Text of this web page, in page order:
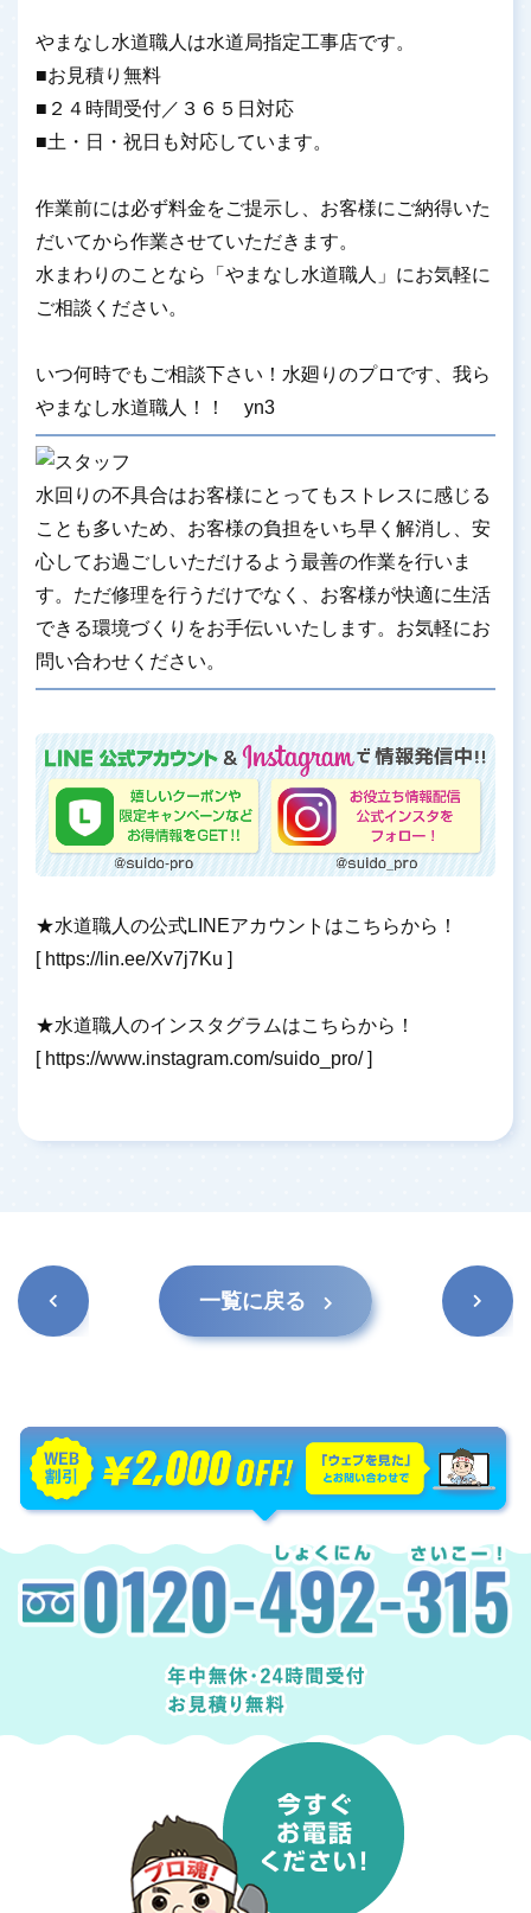
やまなし水道職人は水道局指定工事店です。
■お見積り無料
■２４時間受付／３６５日対応
■土・日・祝日も対応しています。
作業前には必ず料金をご提示し、お客様にご納得いた
だいてから作業させていただきます。
水まわりのことなら「やまなし水道職人」にお気軽に
ご相談ください。
いつ何時でもご相談下さい！水廻りのプロです、我ら
やまなし水道職人！！ yn3
水回りの不具合はお客様にとってもストレスに感じる
ことも多いため、お客様の負担をいち早く解消し、安
心してお過ごしいただけるよう最善の作業を行いま
す。ただ修理を行うだけでなく、お客様が快適に生活
できる環境づくりをお手伝いいたします。お気軽にお
問い合わせください。
★水道職人の公式LINEアカウントはこちらから！
[ https://lin.ee/Xv7j7Ku ]
★水道職人のインスタグラムはこちらから！
[ https://www.instagram.com/suido_pro/]
前の記
事
一覧に戻る
次の記
事